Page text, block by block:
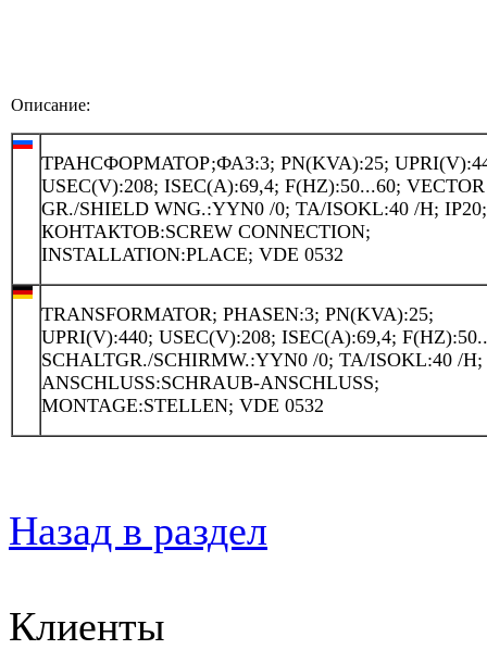
Описание:
ТРАНСФОРМАТОР;ФАЗ:3; PN(KVA):25;
USEC(V):208; ISEC(A):69,4; F(HZ):50...60; VECTOR
GR./SHIELD WNG.:YYN0 /0; TA/ISOKL:40 /H;
КОНТАКТОВ:SCREW CONNECTION;
INSTALLATION:PLACE; VDE 0532
TRANSFORMATOR; PHASEN:3; PN(KVA):25;
UPRI(V):440; USEC(V):208; ISEC(A):69,4;
SCHALTGR./SCHIRMW.:YYN0 /0; TA/ISOKL:40 /H;
ANSCHLUSS:SCHRAUB-ANSCHLUSS;
MONTAGE:STELLEN; VDE 0532
Назад в раздел
Клиенты